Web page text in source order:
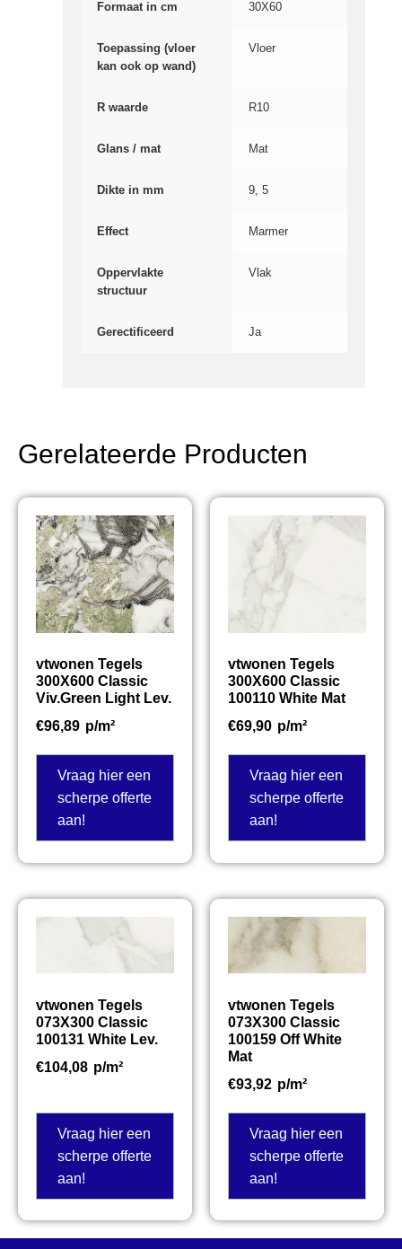
Formaat in cm 30X60
Toepassing (vloer
kan ook op wand)
Vloer
R waarde R10
Glans / mat Mat
Dikte in mm 9, 5
Effect Marmer
Oppervlakte
structuur
Vlak
Gerectificeerd Ja
Gerelateerde Producten
vtwonen Tegels
300X600 Classic
Viv.Green Light Lev.
€96,89 p/m²
Vraag hier een
scherpe offerte
aan!
vtwonen Tegels
300X600 Classic
100110 White Mat
€69,90 p/m²
Vraag hier een
scherpe offerte
aan!
vtwonen Tegels
073X300 Classic
100131 White Lev.
€104,08 p/m²
Vraag hier een
scherpe offerte
aan!
vtwonen Tegels
073X300 Classic
100159 Off White
Mat
€93,92 p/m²
Vraag hier een
scherpe offerte
aan!